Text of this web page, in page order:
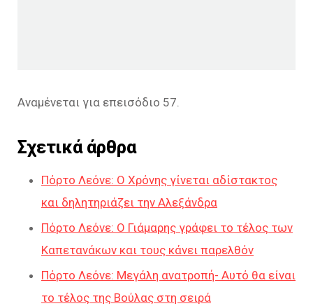
Αναμένεται για επεισόδιο 57.
Σχετικά άρθρα
Πόρτο Λεόνε: Ο Χρόνης γίνεται αδίστακτος
και δηλητηριάζει την Αλεξάνδρα
Πόρτο Λεόνε: Ο Γιάμαρης γράφει το τέλος των
Καπετανάκων και τους κάνει παρελθόν
Πόρτο Λεόνε: Μεγάλη ανατροπή- Αυτό θα είναι
το τέλος της Βούλας στη σειρά